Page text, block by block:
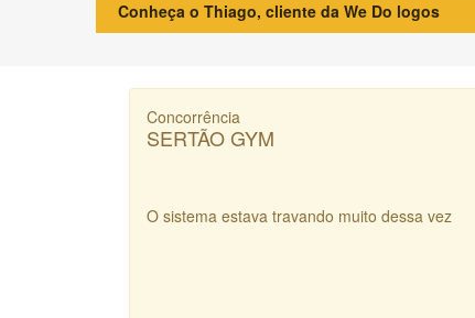
Conheça o Thiago, cliente da We Do logos
Concorrência
SERTÃO GYM
O sistema estava travando muito dessa vez